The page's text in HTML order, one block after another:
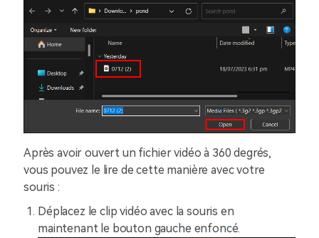
Après avoir ouvert un fichier vidéo à 360 degrés,
vous pouvez le lire de cette manière avec votre
souris :
Déplacez le clip vidéo avec la souris en
maintenant le bouton gauche enfoncé.